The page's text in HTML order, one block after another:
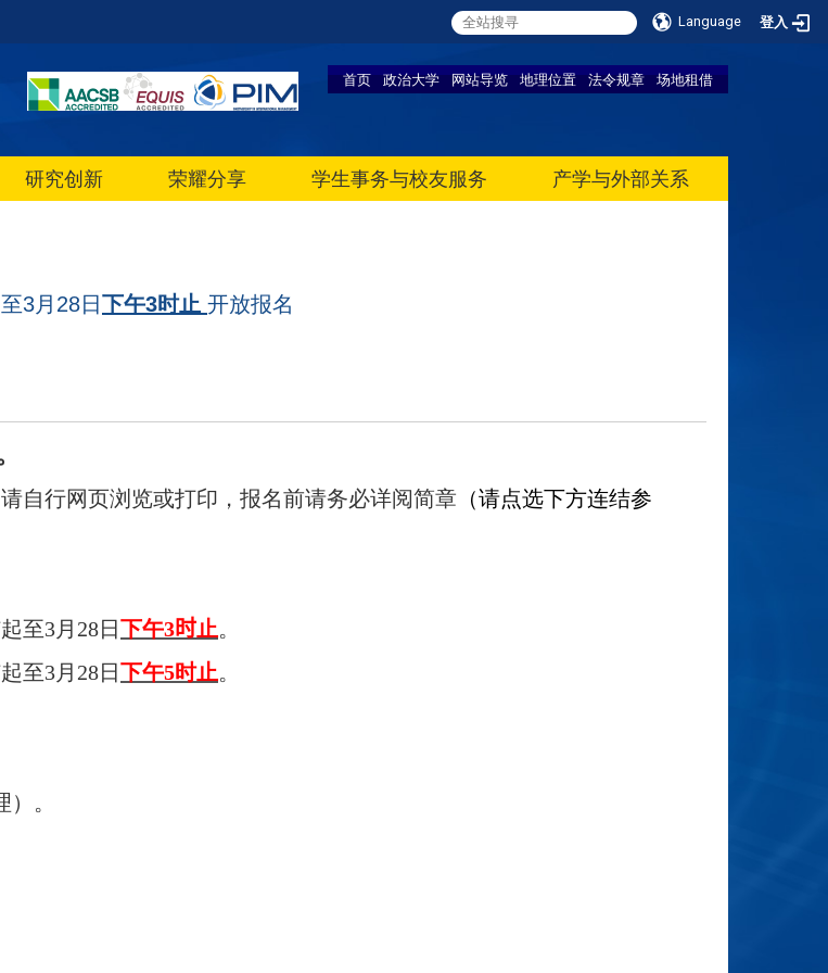
Language 登入
首页 政治大学 网站导览 地理位置 法令规章 场地租借
研究创新 荣耀分享 学生事务与校友服务 产学与外部关系
3月28日 下午3时止 开放报名
自行网页浏览或打印，报名前请务必详阅简章 （请点选下方连结参
起至3月28日 下午3时止。
起至3月28日 下午5时止。
）。